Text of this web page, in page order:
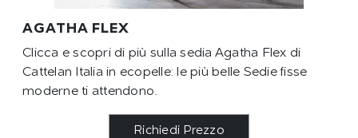
AGATHA FLEX
Clicca e scopri di più sulla sedia Agatha Flex di
Cattelan Italia in ecopelle: le più belle Sedie fisse
moderne ti attendono.
Richiedi Prezzo